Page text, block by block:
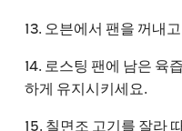
13. 오븐에서 팬을 꺼내
14. 로스팅 팬에 남은 육
하게 유지시키세요.
15. 칠면조 고기를 잘라